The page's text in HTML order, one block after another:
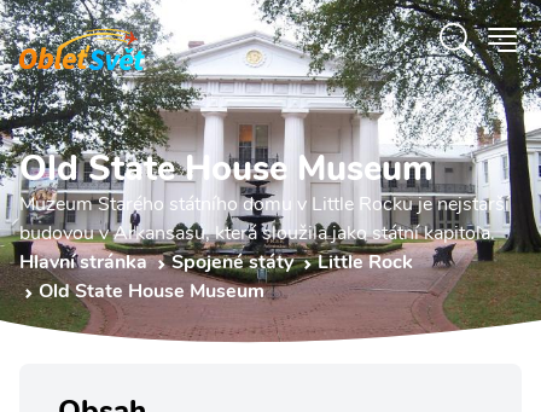
Old State House Museum
Muzeum Starého státního domu v Little Rocku je nejstarší
budovou v Arkansasu, která sloužila jako státní kapitola.
Hlavní stránka
Spojené státy
Little Rock
Old State House Museum